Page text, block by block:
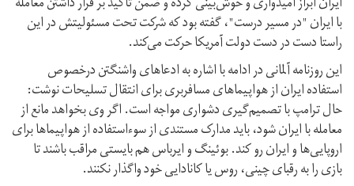
با ایران "در مسیر درست"، گفته بود که شرکت تحت مسئولیتش در این
راستا دست در دست دولت آمریکا حرکت می‌کند.
این روزنامه آلمانی در ادامه با اشاره به ادعاهای واشنگتن درخصوص
استفاده ایران از هواپیماهای مسافربری برای انتقال تسلیحات نوشت:
حال ترامپ با تصمیم‌گیری دشواری مواجه است. اگر وی بخواهد مانع از
معامله با ایران شود، باید مدارک مستندی از سوءاستفاده از هواپیماها برای
اروپایی‌ها و ایران رو کند. بوئینگ و ایرباس هم بایستی مراقب باشند تا
بازی را به رقبای چینی، روس یا کانادایی خود واگذار نکنند.